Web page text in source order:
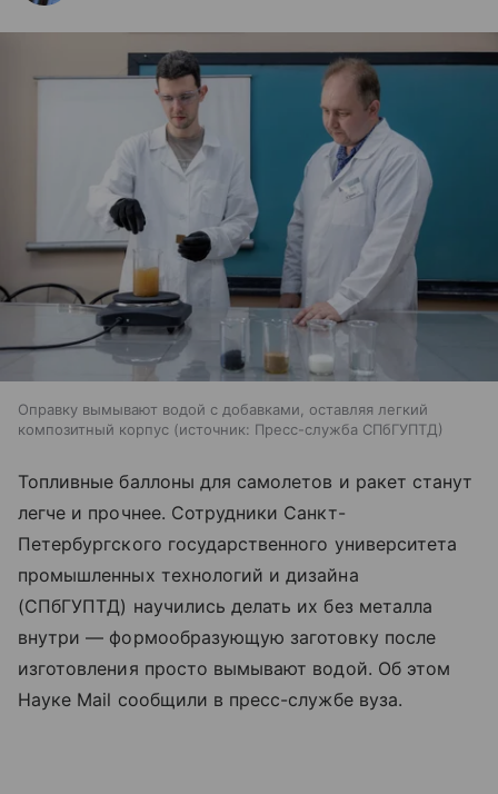
Оправку вымывают водой с добавками, оставляя легкий
композитный корпус
источник: Пресс-служба СПбГУПТД
Топливные баллоны для самолетов и ракет станут
легче и прочнее. Сотрудники Санкт-
Петербургского государственного университета
промышленных технологий и дизайна
(СПбГУПТД) научились делать их без металла
внутри — формообразующую заготовку после
изготовления просто вымывают водой. Об этом
Науке Mail сообщили в пресс-службе вуза.